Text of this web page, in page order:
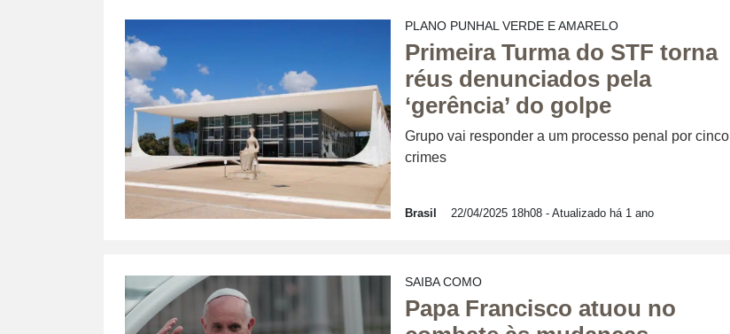
PLANO PUNHAL VERDE E AMARELO
Primeira Turma do STF torna
réus denunciados pela
‘gerência’ do golpe
Grupo vai responder a um processo penal por cinco
crimes
Brasil 22/04/2025 18h08 - Atualizado há 1 ano
SAIBA COMO
Papa Francisco atuou no